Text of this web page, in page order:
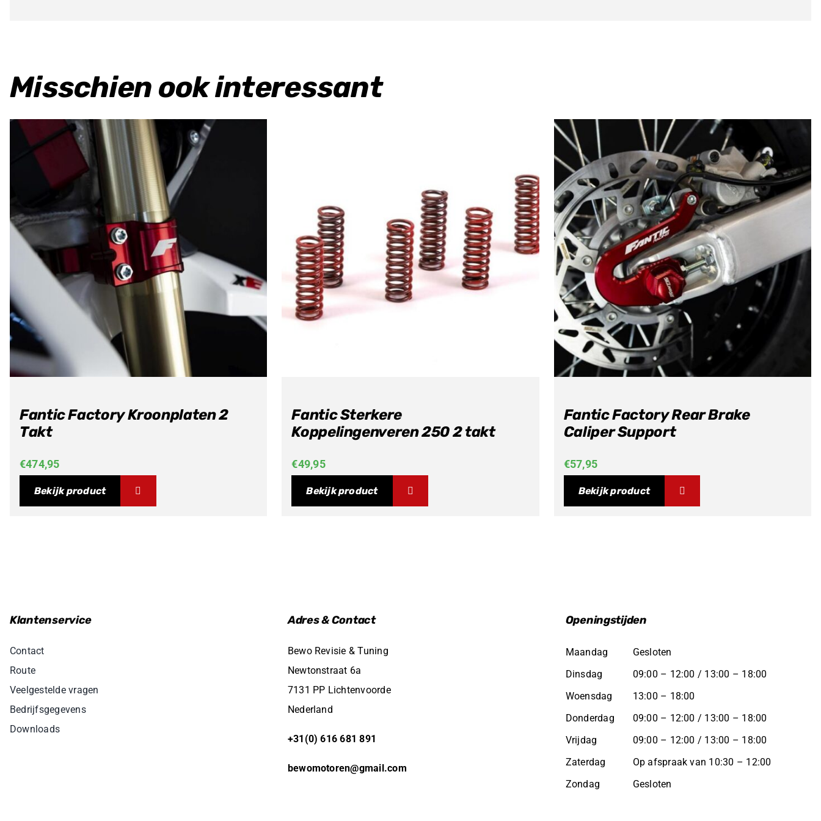
Misschien ook interessant
Fantic Factory Kroonplaten 2
Takt
€474,95
Bekijk product
Fantic Sterkere
Koppelingenveren 250 2 takt
€49,95
Bekijk product
Fantic Factory Rear Brake
Caliper Support
€57,95
Bekijk product
Klantenservice
Contact
Route
Veelgestelde vragen
Bedrijfsgegevens
Downloads
Adres & Contact
Bewo Revisie & Tuning
Newtonstraat 6a
7131 PP Lichtenvoorde
Nederland
+31(0) 616 681 891
bewomotoren@gmail.com
Openingstijden
Maandag
Gesloten
Dinsdag
09:00 – 12:00 / 13:00 – 18:00
Woensdag
13:00 – 18:00
Donderdag
09:00 – 12:00 / 13:00 – 18:00
Vrijdag
09:00 – 12:00 / 13:00 – 18:00
Zaterdag
Op afspraak van 10:30 – 12:00
Zondag
Gesloten